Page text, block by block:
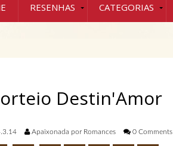
RESENHAS CATEGORIAS
Destin'Amor
Apaixonada por Romances 0 Comments